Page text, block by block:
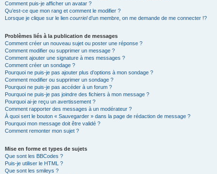
Comment puis-je afficher un avatar ?
Qu’est-ce que mon rang et comment le modifier ?
Lorsque je clique sur le lien courrield’un membre, on me demande de me connecter !?
Problèmes liés à la publication de messages
Comment créer un nouveau sujet ou poster une réponse ?
Comment modifier ou supprimer un message ?
Comment ajouter une signature à mes messages ?
Comment créer un sondage ?
Pourquoi ne puis-je pas ajouter plus d’options à mon sondage ?
Comment modifier ou supprimer un sondage ?
Pourquoi ne puis-je pas accéder à un forum ?
Pourquoi ne puis-je pas joindre des fichiers à mon message ?
Pourquoi ai-je reçu un avertissement ?
Comment rapporter des messages à un modérateur ?
À quoi sert le bouton « Sauvegarder » dans la page de rédaction de message ?
Pourquoi mon message doit être validé ?
Comment remonter mon sujet ?
Mise en forme et types de sujets
Que sont les BBCodes ?
Puis-je utiliser le HTML ?
Que sont les smileys ?